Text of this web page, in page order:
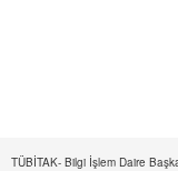
TÜBİTAK- Bilgi İşlem Daire